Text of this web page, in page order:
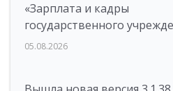
«Зарплата и кадры
государственного
05.08.2026